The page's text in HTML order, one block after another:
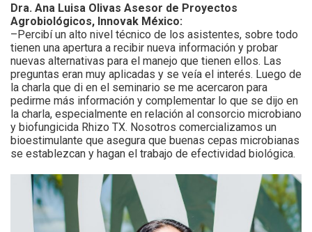
Dra. Ana Luisa Olivas Asesor de Proyectos
Agrobiológicos, Innovak México:
–Percibí un alto nivel técnico de los asistentes, sobre todo
tienen una apertura a recibir nueva información y probar
nuevas alternativas para el manejo que tienen ellos. Las
preguntas eran muy aplicadas y se veía el interés. Luego de
la charla que di en el seminario se me acercaron para
pedirme más información y complementar lo que se dijo en
la charla, especialmente en relación al consorcio microbiano
y biofungicida Rhizo TX. Nosotros comercializamos un
bioestimulante que asegura que buenas cepas microbianas
se establezcan y hagan el trabajo de efectividad biológica.